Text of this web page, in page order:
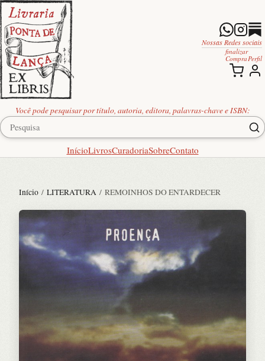
Você pode pesquisar por título, autoria, editora, palavras-chave e ISBN:
InícioLivrosCuradoriaSobreContato
Nossas Redes sociais
finalizar
Compra Perfil
Início / LITERATURA / REMOINHOS DO ENTARDECER